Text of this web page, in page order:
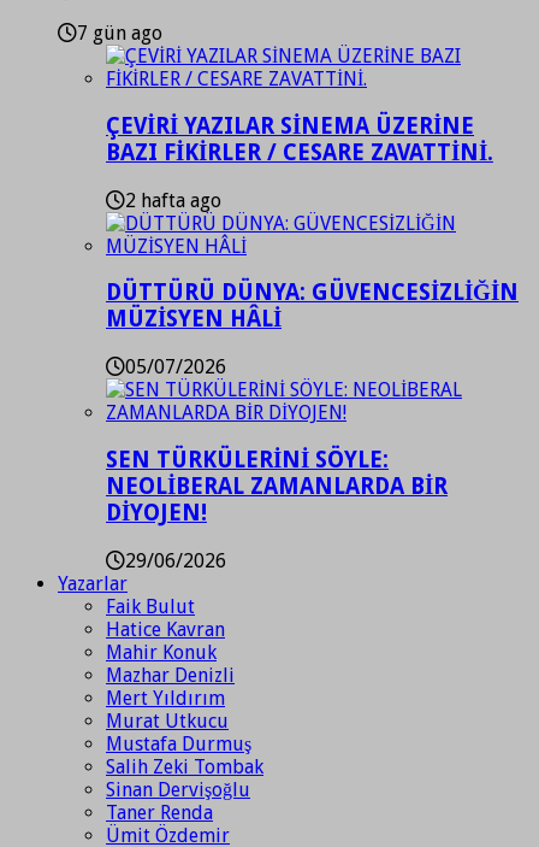
7 gün ago
ÇEVİRİ YAZILAR SİNEMA ÜZERİNE
BAZI FİKİRLER / CESARE ZAVATTİNİ.
2 hafta ago
DÜTTÜRÜ DÜNYA: GÜVENCESİZLİĞİN
MÜZİSYEN HÂLİ
05/07/2026
SEN TÜRKÜLERİNİ SÖYLE:
NEOLİBERAL ZAMANLARDA BİR
DİYOJEN!
29/06/2026
Yazarlar
Faik Bulut
Hatice Kavran
Mahir Konuk
Mazhar Denizli
Mert Yıldırım
Murat Utkucu
Mustafa Durmuş
Salih Zeki Tombak
Sinan Dervişoğlu
Taner Renda
Ümit Özdemir